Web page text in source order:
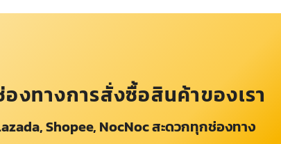
องทางการสั่งซื้อสินค้าของเรา
Shopee, NocNoc สะดวกทุกช่องทาง